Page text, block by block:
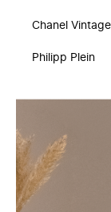
Chanel Vintage
Philipp Plein